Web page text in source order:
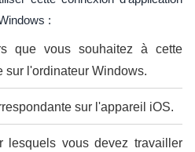
:
que vous souhaitez à cette
sur l'ordinateur Windows.
sur l'appareil iOS.
lesquels vous devez travailler